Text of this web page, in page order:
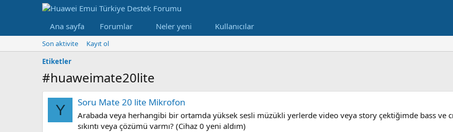
Ana sayfa Forumlar Neler yeni Kullanıcılar
Son aktivite
Kayıt ol
Etiketler
#huaweimate20lite
Y Soru Mate 20 lite Mikrofon
Arabada veya herhangibi bir ortamda yüksek sesli müzükli yerlerde video veya story çektiğimde bass ve
sıkıntı veya çözümü varmı? (Cihaz 0 yeni aldım)